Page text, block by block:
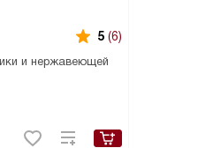
5 (6)
и нержавеющей